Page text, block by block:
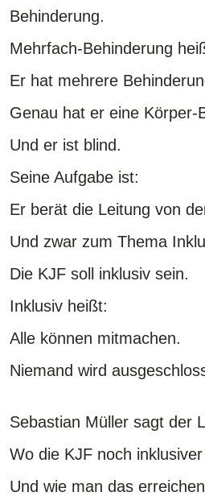
Behinderung.
Mehrfach-Behinderung
​​​​​​​Er hat mehrere
Genau hat er eine Körper-
Und er ist blind.
Seine Aufgabe ist:
Er berät die Leitung von
Und zwar zum Thema
Die KJF soll inklusiv sein.
Inklusiv heißt:
Alle können mitmachen.
Niemand wird
Sebastian Müller sagt der
Wo die KJF noch
Und wie man das